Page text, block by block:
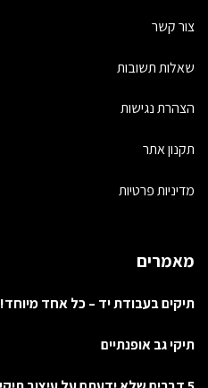
צור קשר
שאלות תשובות
הצהרת נגישות
תקנון אתר
מדיניות פרטיות
מאמרים
תיקים בעבודת יד – כל אחד מיוחד!
תיקי גב אופנתיים